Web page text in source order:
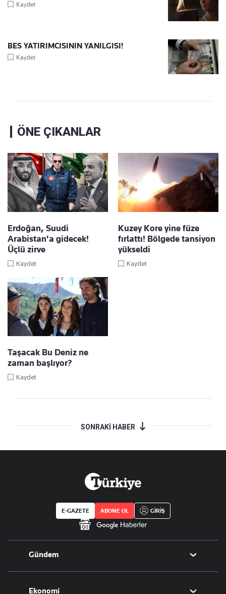
Kaydet
BES YATIRIMCISININ YANILGISI!
Kaydet
ÖNE ÇIKANLAR
Erdoğan, Suudi
Arabistan'a gidecek!
Üçlü zirve
Kaydet
Kuzey Kore yine füze
fırlattı! Bölgede tansiyon
yükseldi
Kaydet
Taşacak Bu Deniz ne
zaman başlıyor?
Kaydet
SONRAKİ HABER
E-GAZETE ABONE OL GİRİŞ
Gündem
Ekonomi